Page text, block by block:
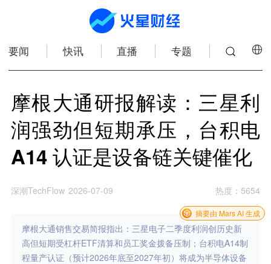
要闻 快讯 直播 专题
摩根大通研报解读：三星利
润强劲但短期承压，台积电
A14 认证是设备链关键催化
深潮TechFlow 2026-07-09 热度 ： 5654
摩根大通销售交易简报指出：三星电子二季度利润创历史新
高但短期受杠杆ETF清算和员工奖金拨备压制；台积电A14制
程量产认证（预计2026年底至2027年初）将成为半导体设备
摘要由 Mars AI 生成